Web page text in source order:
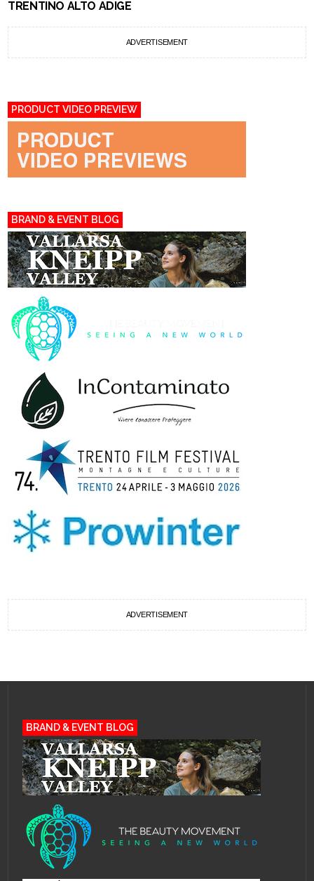
TRENTINO ALTO ADIGE
ADVERTISEMENT
PRODUCT VIDEO PREVIEW
BRAND & EVENT BLOG
ADVERTISEMENT
BRAND & EVENT BLOG